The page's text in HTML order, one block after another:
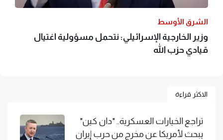
الشرق الأوسط
وزير الخارجية الإسرائيلي: نتحمل مسؤولية اغتيال
قيادي حزب الله
الاكثر قراءة
تراجع الخيارات العسكرية.. "دان كين"
يبحث لأمريكا عن مخرج من حرب إيران